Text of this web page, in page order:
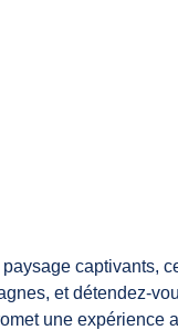
captivants,
et détendez-
une expérience